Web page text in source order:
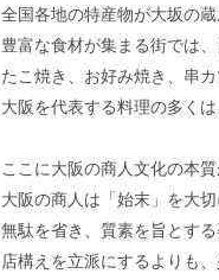
全国各地の特産物が大坂の
豊富な食材が集まる街では
たこ焼き、お好み焼き、串カ
大阪を代表する料理の多く
ここに大阪の商人文化の本質
大阪の商人は「始末」を大切
無駄を省き、質素を旨とする
店構えを立派にするよりも